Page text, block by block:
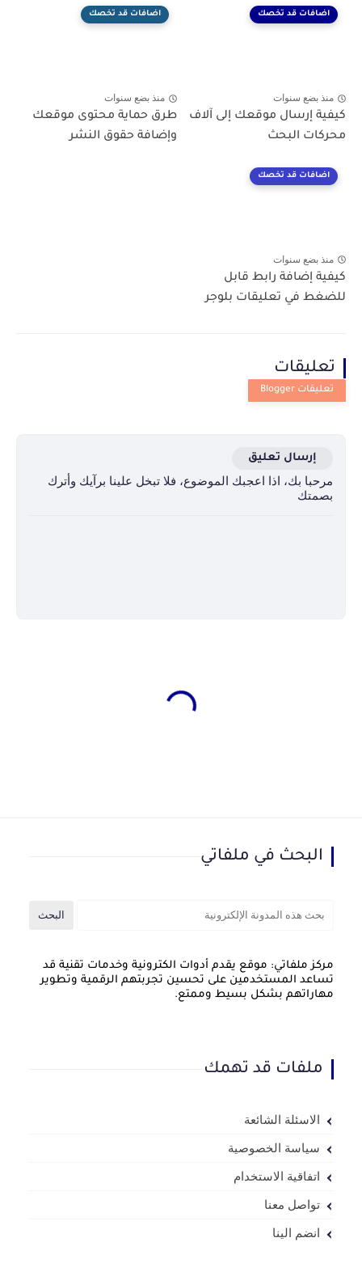
اضافات قد تخصك
منذ بضع سنوات
كيفية إرسال موقعك إلى آلاف
محركات البحث
اضافات قد تخصك
منذ بضع سنوات
طرق حماية محتوى موقعك
وإضافة حقوق النشر
اضافات قد تخصك
منذ بضع سنوات
كيفية إضافة رابط قابل
للضغط في تعليقات بلوجر
تعليقات
إرسال تعليق
مرحبا بك، اذا اعجبك الموضوع، فلا تبخل علينا برآيك وأترك
بصمتك
البحث في ملفاتي
مركز ملفاتي: موقع يقدم أدوات الكترونية وخدمات تقنية قد
تساعد المستخدمين على تحسين تجربتهم الرقمية وتطوير
مهاراتهم بشكل بسيط وممتع.
ملفات قد تهمك
الاسئلة الشائعة
سياسة الخصوصية
اتفاقية الاستخدام
تواصل معنا
انضم الينا